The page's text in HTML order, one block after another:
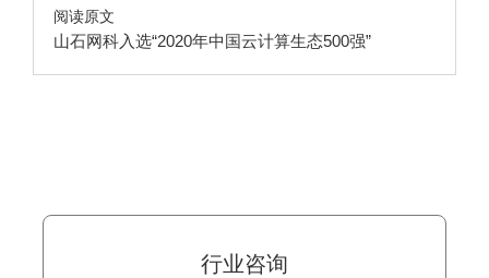
阅读原文
山石网科入选“2020年中国云计算生态500强”
行业咨询